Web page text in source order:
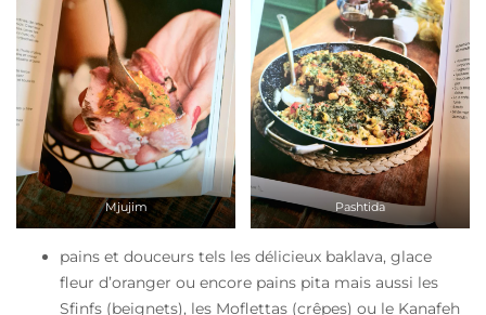
Mjujim Pashtida
pains et douceurs tels les délicieux baklava, glace
fleur d’oranger ou encore pains pita mais aussi les
Sfinfs (beignets), les Moflettas (crêpes) ou le Kanafeh